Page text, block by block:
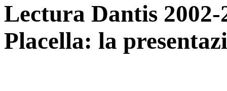
Lectura Dantis 2002-
Placella: la